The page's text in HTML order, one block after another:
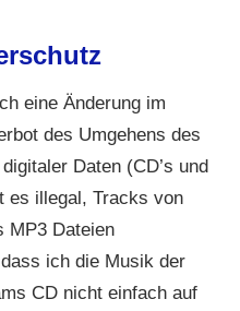
eine Änderung im
des Umgehens des
Daten (CD’s und
es illegal, Tracks von
MP3 Dateien
ich die Musik der
CD nicht einfach auf